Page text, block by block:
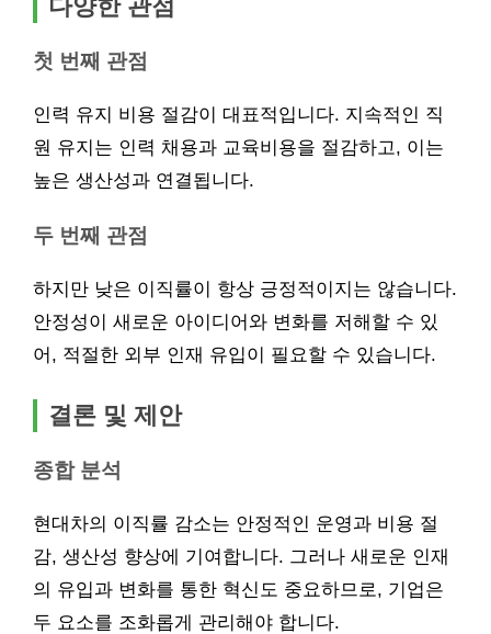
다양한 관점
첫 번째 관점
인력 유지 비용 절감이 대표적입니다. 지속적인 직
원 유지는 인력 채용과 교육비용을 절감하고, 이는
높은 생산성과 연결됩니다.
두 번째 관점
하지만 낮은 이직률이 항상 긍정적이지는 않습니다.
안정성이 새로운 아이디어와 변화를 저해할 수 있
어, 적절한 외부 인재 유입이 필요할 수 있습니다.
결론 및 제안
종합 분석
현대차의 이직률 감소는 안정적인 운영과 비용 절
감, 생산성 향상에 기여합니다. 그러나 새로운 인재
의 유입과 변화를 통한 혁신도 중요하므로, 기업은
두 요소를 조화롭게 관리해야 합니다.